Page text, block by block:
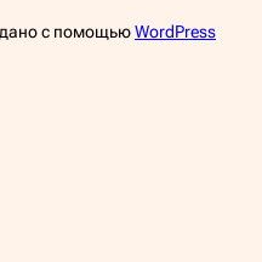
с помощьюWordPress